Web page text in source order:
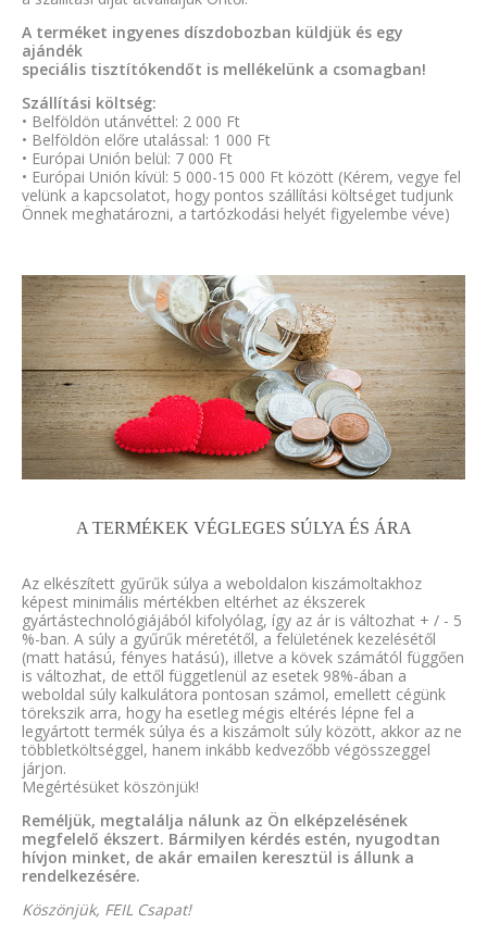
A terméket ingyenes díszdobozban küldjük és egy
ajándék
speciális tisztítókendőt is mellékelünk a csomagban!
Szállítási költség:
• Belföldön utánvéttel: 2 000 Ft
• Belföldön előre utalással: 1 000 Ft
• Európai Unión belül: 7 000 Ft
• Európai Unión kívül: 5 000-15 000 Ft között (Kérem, vegye fel
velünk a kapcsolatot, hogy pontos szállítási költséget tudjunk
Önnek meghatározni, a tartózkodási helyét figyelembe véve)
A TERMÉKEK VÉGLEGES SÚLYA ÉS ÁRA
Az elkészített gyűrűk súlya a weboldalon kiszámoltakhoz
képest minimális mértékben eltérhet az ékszerek
gyártástechnológiájából kifolyólag, így az ár is változhat + / - 5
%-ban. A súly a gyűrűk méretétől, a felületének kezelésétől
(matt hatású, fényes hatású), illetve a kövek számától függően
is változhat, de ettől függetlenül az esetek 98%-ában a
weboldal súly kalkulátora pontosan számol, emellett cégünk
törekszik arra, hogy ha esetleg mégis eltérés lépne fel a
legyártott termék súlya és a kiszámolt súly között, akkor az ne
többletköltséggel, hanem inkább kedvezőbb végösszeggel
járjon.
Megértésüket köszönjük!
Reméljük, megtalálja nálunk az Ön elképzelésének
megfelelő ékszert. Bármilyen kérdés estén, nyugodtan
hívjon minket, de akár emailen keresztül is állunk a
rendelkezésére.
Köszönjük, FEIL Csapat!